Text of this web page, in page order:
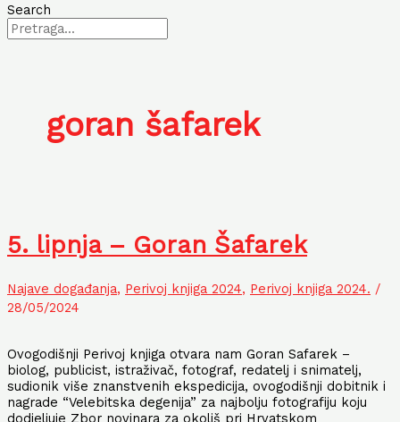
Search
goran šafarek
5. lipnja – Goran Šafarek
Najave događanja, Perivoj knjiga 2024, Perivoj knjiga 2024. /
28/05/2024
Ovogodišnji Perivoj knjiga otvara nam Goran Safarek –
biolog, publicist, istraživač, fotograf, redatelj i snimatelj,
sudionik više znanstvenih ekspedicija, ovogodišnji dobitnik i
nagrade “Velebitska degenija” za najbolju fotografiju koju
dodjeljuje Zbor novinara za okoliš pri Hrvatskom